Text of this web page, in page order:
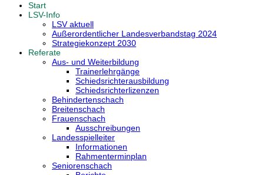
Start
LSV-Info
LSV aktuell
Außerordentlicher Landesverbandstag 2024
Strategiekonzept 2030
Referate
Aus- und Weiterbildung
Trainerlehrgänge
Schiedsrichterausbildung
Schiedsrichterlizenzen
Behindertenschach
Breitenschach
Frauenschach
Ausschreibungen
Landesspielleiter
Informationen
Rahmenterminplan
Seniorenschach